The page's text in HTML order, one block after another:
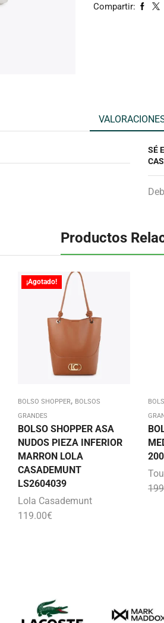
Compartir:
SÉ
Productos
¡Agotado!
BOLSO SHOPPER, BOLSOS
GRANDES
BOLSO SHOPPER ASA
NUDOS PIEZA INFERIOR
MARRON LOLA
CASADEMUNT
LS2604039
Lola Casademunt
119.00€